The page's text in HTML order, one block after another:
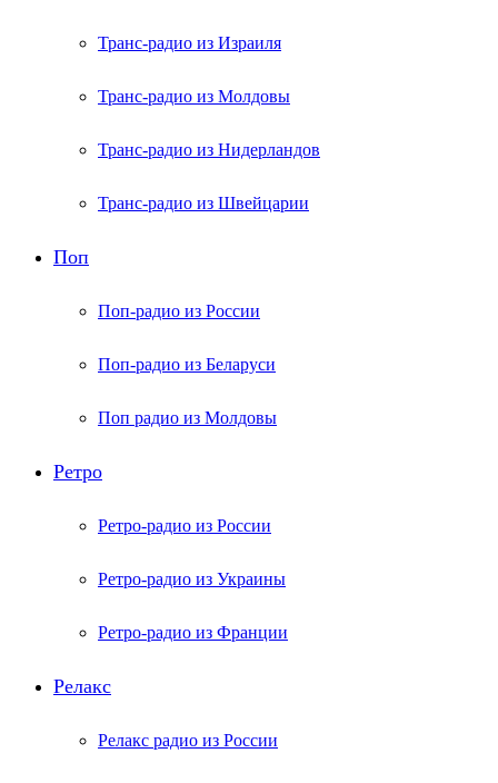
Транс-радио из Израиля
Транс-радио из Молдовы
Транс-радио из Нидерландов
Транс-радио из Швейцарии
Поп
Поп-радио из России
Поп-радио из Беларуси
Поп радио из Молдовы
Ретро
Ретро-радио из России
Ретро-радио из Украины
Ретро-радио из Франции
Релакс
Релакс радио из России